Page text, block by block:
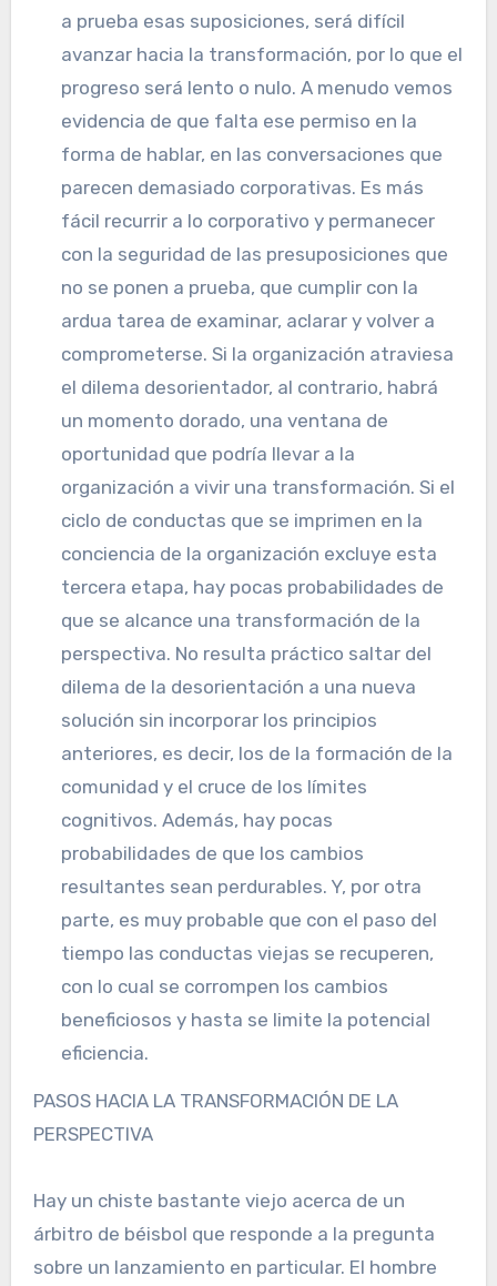
a prueba esas suposiciones, será difícil
avanzar hacia la transformación, por lo que el
progreso será lento o nulo. A menudo vemos
evidencia de que falta ese permiso en la
forma de hablar, en las conversaciones que
parecen demasiado corporativas. Es más
fácil recurrir a lo corporativo y permanecer
con la seguridad de las presuposiciones que
no se ponen a prueba, que cumplir con la
ardua tarea de examinar, aclarar y volver a
comprometerse. Si la organización atraviesa
el dilema desorientador, al contrario, habrá
un momento dorado, una ventana de
oportunidad que podría llevar a la
organización a vivir una transformación. Si el
ciclo de conductas que se imprimen en la
conciencia de la organización excluye esta
tercera etapa, hay pocas probabilidades de
que se alcance una transformación de la
perspectiva. No resulta práctico saltar del
dilema de la desorientación a una nueva
solución sin incorporar los principios
anteriores, es decir, los de la formación de la
comunidad y el cruce de los límites
cognitivos. Además, hay pocas
probabilidades de que los cambios
resultantes sean perdurables. Y, por otra
parte, es muy probable que con el paso del
tiempo las conductas viejas se recuperen,
con lo cual se corrompen los cambios
beneficiosos y hasta se limite la potencial
eficiencia.
PASOS HACIA LA TRANSFORMACIÓN DE LA
PERSPECTIVA
Hay un chiste bastante viejo acerca de un
árbitro de béisbol que responde a la pregunta
sobre un lanzamiento en particular. El hombre